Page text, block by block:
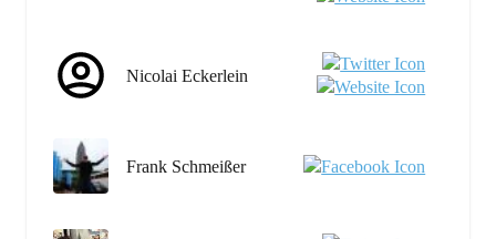
Nicolai Eckerlein
Frank Schmeißer